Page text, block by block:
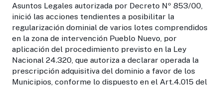
Asuntos Legales autorizada por Decreto Nº 853/00,
inició las acciones tendientes a posibilitar la
regularización dominial de varios lotes comprendidos
en la zona de intervención Pueblo Nuevo, por
aplicación del procedimiento previsto en la Ley
Nacional 24.320, que autoriza a declarar operada la
prescripción adquisitiva del dominio a favor de los
Municipios, conforme lo dispuesto en el Art.4.015 del